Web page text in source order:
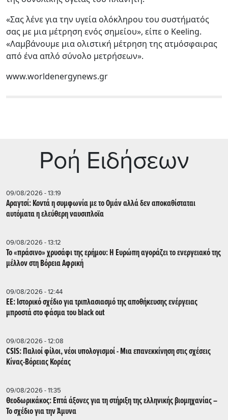
«Σας λένε για την υγεία ολόκληρου του συστήματός
σας με μια μέτρηση ενός σημείου», είπε ο Keeling.
«Λαμβάνουμε μια ολιστική μέτρηση της ατμόσφαιρας
από ένα απλό σύνολο μετρήσεων».
www.worldenergynews.gr
Ρoή Ειδήσεων
09/08/2026 - 13:19
Αραγτσί: Κοντά η συμφωνία με το Ομάν αλλά δεν αποκαθίσταται
αυτόματα η ελεύθερη ναυσιπλοϊα
09/08/2026 - 13:12
Το «πράσινο» χρυσάφι της ερήμου: Η Ευρώπη αγοράζει το ενεργειακό της
μέλλον στη Βόρεια Αφρική
09/08/2026 - 12:44
ΕΕ: Iστορικό σχέδιο για τριπλασιασμό της αποθήκευσης ενέργειας
μπροστά στο φάσμα του black out
09/08/2026 - 12:08
CSIS: Παλιοί φίλοι, νέοι υπολογισμοί - Μια επανεκκίνηση στις σχέσεις
Κίνας-Βόρειας Κορέας
09/08/2026 - 11:35
Θεοδωρικάκος: Επτά άξονες για τη στήριξη της ελληνικής βιομηχανίας –
Το σχέδιο για την Άμυνα